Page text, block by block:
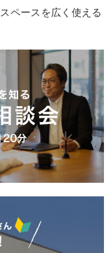
ペースを広く使える